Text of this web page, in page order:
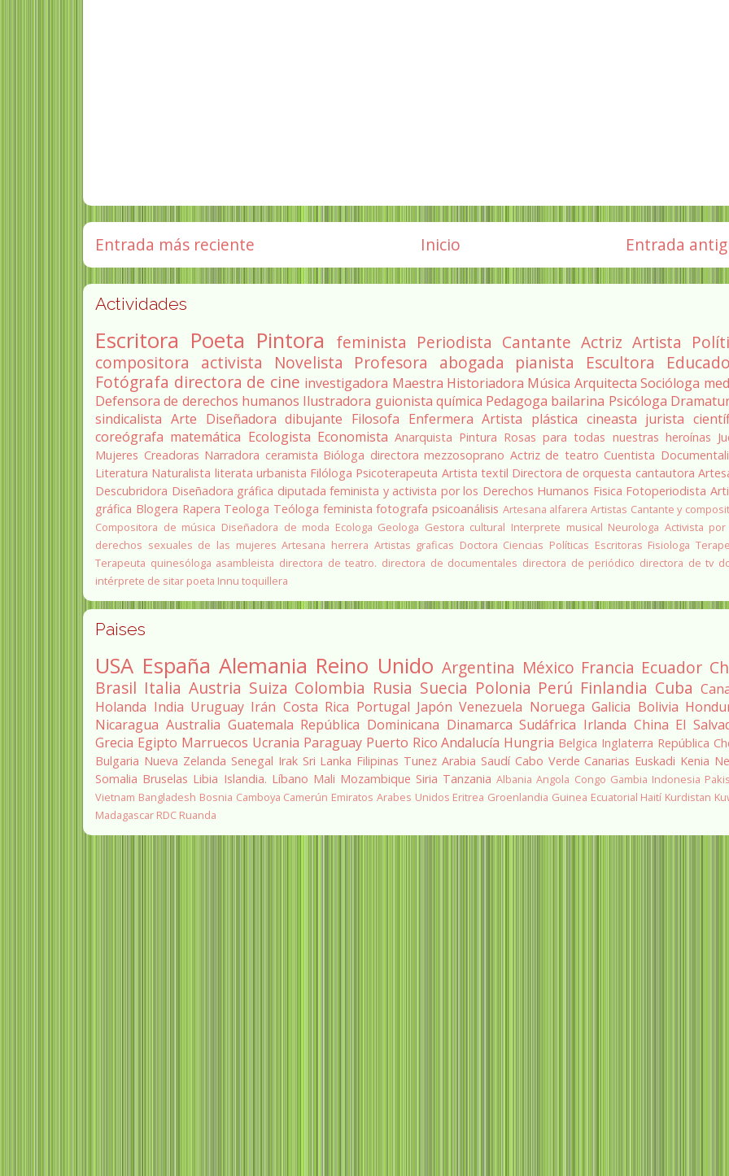
Entrada más reciente Entrada
Inicio
Actividades
Escritora Poeta Pintora feminista Periodista Cantante Actriz Artista
compositora
activista Novelista Profesora abogada pianista Escultora
Fotógrafa directora de cine investigadora Maestra Historiadora Música Arquitecta Socióloga
Defensora de derechos humanos Ilustradora guionista química Pedagoga bailarina Psicóloga
sindicalista Arte Diseñadora dibujante Filosofa Enfermera Artista plástica cineasta jurista
coreógrafa matemática Ecologista Economista Anarquista Pintura Rosas para todas nuestras heroínas
Mujeres Creadoras Narradora ceramista Bióloga directora mezzosoprano Actriz de teatro Cuentista
Literatura Naturalista literata urbanista Filóloga Psicoterapeuta Artista textil Directora de orquesta cantautora
Descubridora Diseñadora gráfica diputada feminista y activista por los Derechos Humanos Fisica Fotoperiodista
gráfica Blogera Rapera Teologa Teóloga feminista fotografa psicoanálisis Artesana alfarera Artistas Cantante y
Compositora de música Diseñadora de moda Ecologa Geologa Gestora cultural Interprete musical Neurologa Activista
derechos sexuales de las mujeres Artesana herrera Artistas graficas Doctora Ciencias Políticas Escritoras Fisiologa
Terapeuta quinesóloga asambleista directora de teatro. directora de documentales directora de periódico directora de tv
intérprete de sitar poeta Innu toquillera
Paises
USA España Alemania Reino Unido Argentina México Francia Ecuador
Brasil Italia Austria Suiza Colombia Rusia Suecia Polonia Perú Finlandia Cuba
Holanda India Uruguay Irán Costa Rica Portugal Japón Venezuela Noruega Galicia Bolivia
Nicaragua Australia Guatemala República Dominicana Dinamarca Sudáfrica Irlanda China El
Grecia Egipto Marruecos Ucrania Paraguay Puerto Rico Andalucía Hungria Belgica Inglaterra República
Bulgaria Nueva Zelanda Senegal Irak Sri Lanka Filipinas Tunez Arabia Saudí Cabo Verde Canarias Euskadi Kenia
Somalia Bruselas Libia Islandia. Líbano Mali Mozambique Siria Tanzania Albania Angola Congo Gambia Indonesia
Vietnam Bangladesh Bosnia Camboya Camerún Emiratos Arabes Unidos Eritrea Groenlandia Guinea Ecuatorial Haití Kurdistan
Madagascar RDC Ruanda